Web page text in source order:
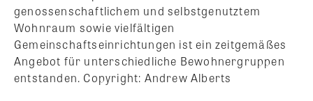
genossenschaftlichem und selbstgenutztem
Wohnraum sowie vielfältigen
Gemeinschaftseinrichtungen ist ein zeitgemäßes
Angebot für unterschiedliche Bewohnergruppen
entstanden. Copyright: Andrew Alberts